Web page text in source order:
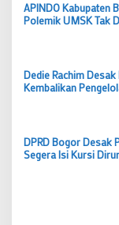
APINDO Kabupaten
Polemik UMSK Tak
Dedie Rachim
Kembalikan
DPRD Bogor Desak
Segera Isi Kursi